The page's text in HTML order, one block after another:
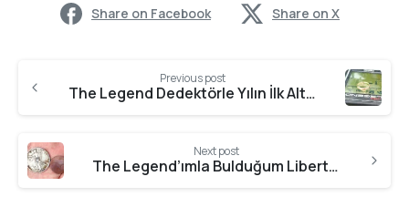
Share on Facebook Share on X
Previous post
The Legend Dedektörle Yılın İlk Altını Sualtından
Next post
The Legend’ımla Bulduğum Liberty Gümüş 50 Cent